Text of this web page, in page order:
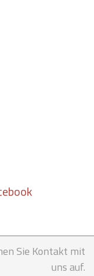
Sie Kontakt mit
uns auf.